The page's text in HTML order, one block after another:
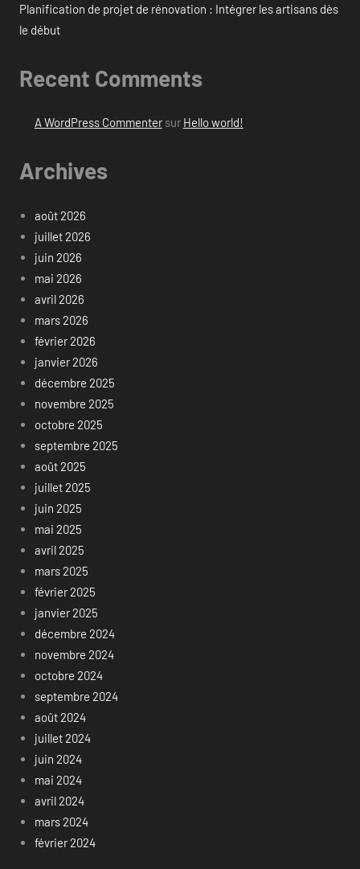
Planification de projet de rénovation : Intégrer les artisans dès
le début
Recent Comments
A WordPress Commentersur Hello world!
Archives
août 2026
juillet 2026
juin 2026
mai 2026
avril 2026
mars 2026
février 2026
janvier 2026
décembre 2025
novembre 2025
octobre 2025
septembre 2025
août 2025
juillet 2025
juin 2025
mai 2025
avril 2025
mars 2025
février 2025
janvier 2025
décembre 2024
novembre 2024
octobre 2024
septembre 2024
août 2024
juillet 2024
juin 2024
mai 2024
avril 2024
mars 2024
février 2024